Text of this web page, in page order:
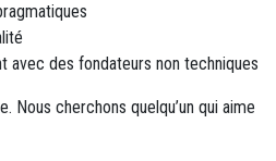
avec des fondateurs non techniques
Nous cherchons quelqu’un qui aime